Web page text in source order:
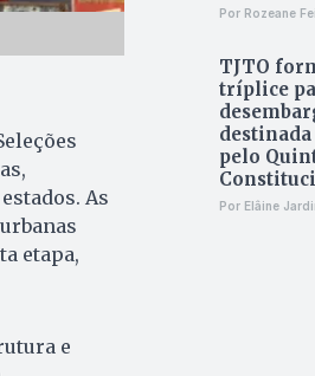
As
etapa,
e
Por Rozeane
TJTO
tríplice
destinada
pelo
Por Elâine